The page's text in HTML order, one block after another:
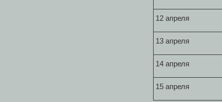
12 апреля
13 апреля
14 апреля
15 апреля